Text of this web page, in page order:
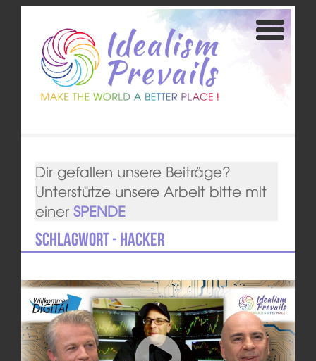
Dir gefallen unsere Beiträge?
Unterstütze unsere Arbeit bitte mit
einer SPENDE
Schlagwort - Hacker